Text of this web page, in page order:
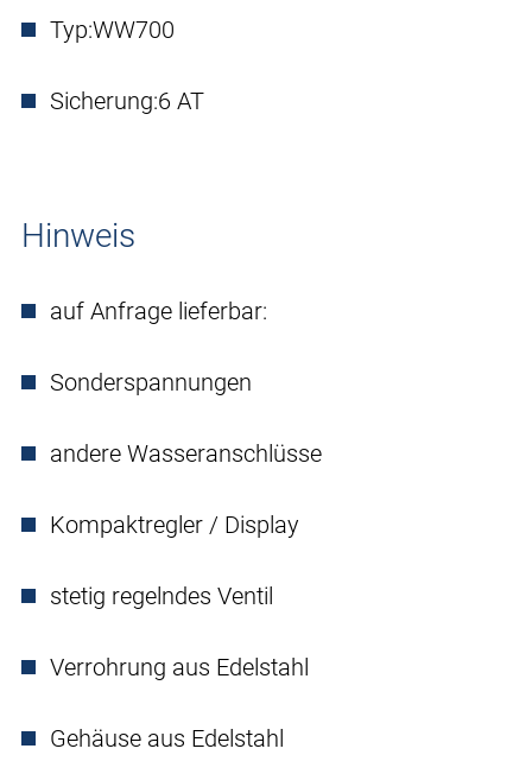
Typ:WW700
Sicherung:6 AT
Hinweis
auf Anfrage lieferbar:
Sonderspannungen
andere Wasseranschlüsse
Kompaktregler / Display
stetig regelndes Ventil
Verrohrung aus Edelstahl
Gehäuse aus Edelstahl